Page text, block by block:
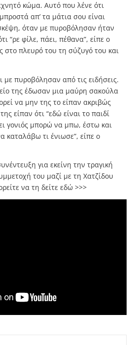
κώμα. Αυτό που λένε ότι
απ’ τα μάτια σου είναι
όταν με πυροβόλησαν ήταν
“ρε φίλε, πάει, πέθανα”, είπε ο
πλευρό του τη σύζυγό του και
με πυροβόλησαν από τις ειδήσεις.
της έδωσαν μια μαύρη σακούλα
να μην της το είπαν ακριβώς
είπαν ότι “εδώ είναι το παιδί
γονιός μπορώ να μπω, έστω και
καταλάβω τι ένιωσε”, είπε ο
για εκείνη την τραγική
του μαζί με τη Χατζίδου
να τη δείτε εδώ >>>